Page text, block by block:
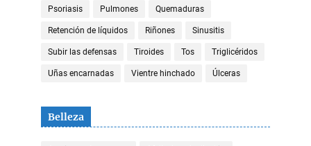
Psoriasis Pulmones Quemaduras
Retención de líquidos Riñones Sinusitis
Subir las defensas Tiroides Tos Triglicéridos
Uñas encarnadas Vientre hinchado Úlceras
Belleza